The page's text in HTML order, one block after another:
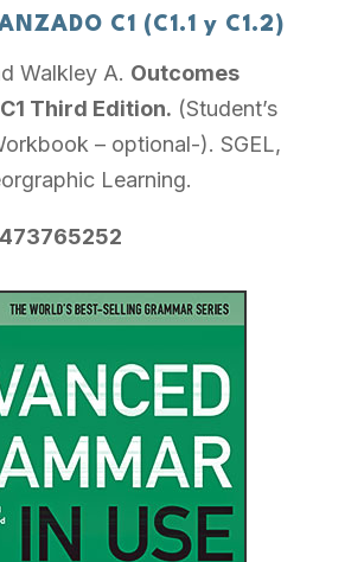
C1 (C1.1 y C1.2)
Walkley A. Outcomes
Third Edition. (Student’s
– optional-). SGEL,
Learning.